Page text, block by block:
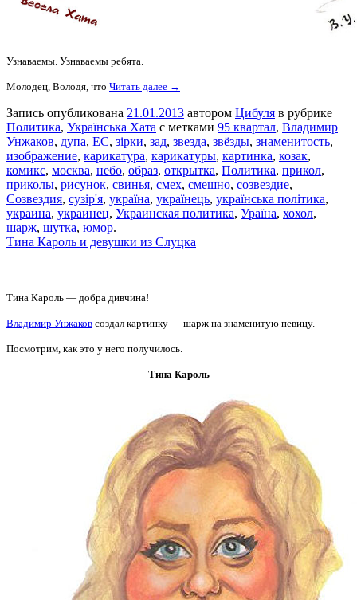
Узнаваемы. Узнаваемы ребята.
Молодец, Володя, что Читать далее →
Запись опубликована 21.01.2013 автором Цибуля в рубрике
Политика, Українська Хата с метками 95 квартал, Владимир
Унжаков, дупа, ЕС, зірки, зад, звезда, звёзды, знаменитость,
изображение, карикатура, карикатуры, картинка, козак,
комикс, москва, небо, образ, открытка, Политика, прикол,
приколы, рисунок, свинья, смех, смешно, созвездие,
Созвездия, сузір'я, україна, українець, українська політика,
украина, украинец, Украинская политика, Ураїна, хохол,
шарж, шутка, юмор.
Тина Кароль и девушки из Слуцка
Тина Кароль — добра дивчина!
Владимир Унжаков создал картинку — шарж на знаменитую певицу.
Посмотрим, как это у него получилось.
Тина Кароль